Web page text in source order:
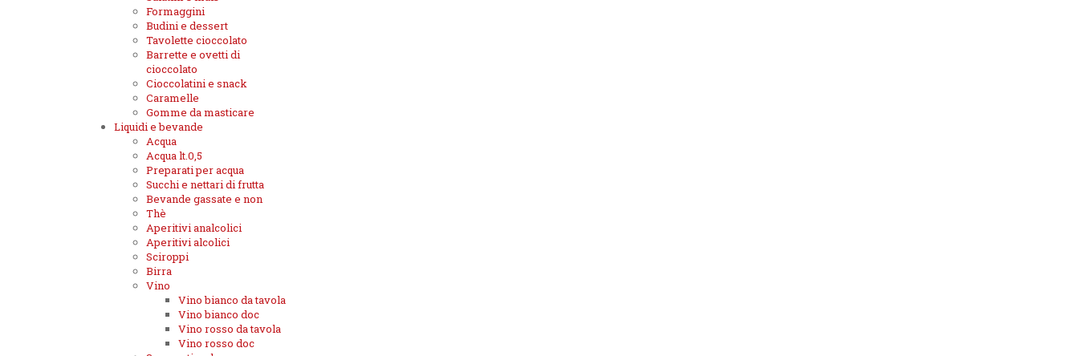
Formaggini
Budini e dessert
Tavolette cioccolato
Barrette e ovetti di
cioccolato
Cioccolatini e snack
Caramelle
Gomme da masticare
Liquidi e bevande
Acqua
Acqua lt.0,5
Preparati per acqua
Succhi e nettari di frutta
Bevande gassate e non
Thè
Aperitivi analcolici
Aperitivi alcolici
Sciroppi
Birra
Vino
Vino bianco da tavola
Vino bianco doc
Vino rosso da tavola
Vino rosso doc